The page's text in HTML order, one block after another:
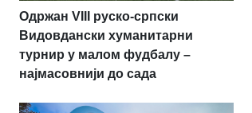
Одржан VIII руско-српски
Видовдански хуманитарни
турнир у малом фудбалу –
најмасовнији до сада